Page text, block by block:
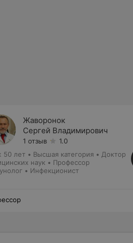
Жаворонок
Сергей Владимирович
1 отзыв
1.0
50 лет • Высшая категория • Доктор
наук • Профессор
• Инфекционист